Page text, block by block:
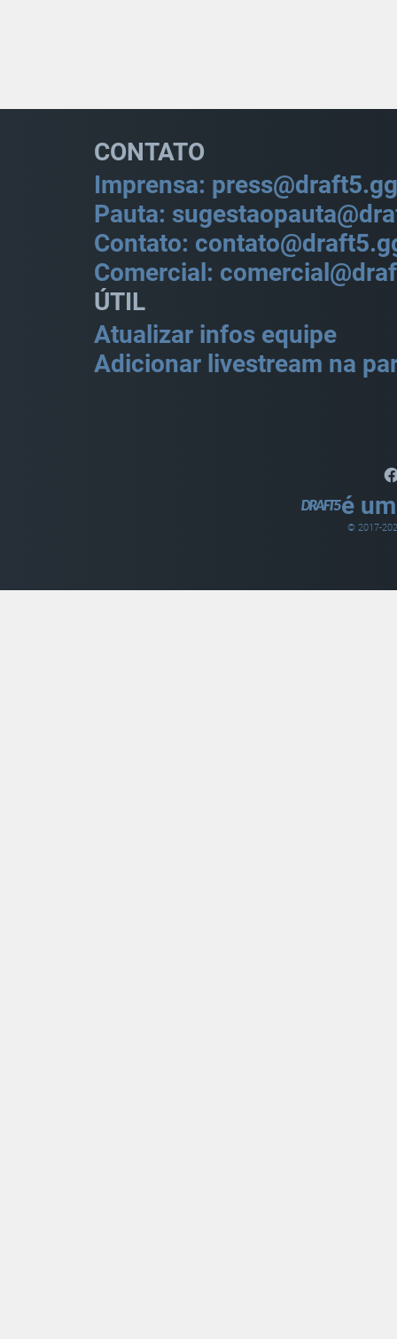
CONTATO
Imprensa: press@draft5.gg
Pauta:
Contato:
Comercial:
ÚTIL
Atualizar infos equipe
Adicionar livestream na
é
© 2017-